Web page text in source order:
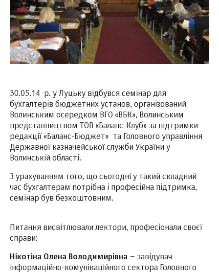
30.05.14 р. у Луцьку відбувся семінар для
бухгалтерів бюджетних установ, організований
Волинським осередком ВГО «ВБК», Волинським
представництвом ТОВ «Баланс-Клуб» за підтримки
редакції «Баланс-Бюджет» та Головного управління
Державної казначейської служби України у
Волинській області.
З урахуванням того, що сьогодні у такий складний
час бухгалтерам потрібна і професійна підтримка,
семінар був безкоштовним.
Питання висвітлювали лектори, професіонали своєї
справи:
Нікотіна Олена Володимирівна – завідувач
інформаційно-комунікаційного сектора Головного